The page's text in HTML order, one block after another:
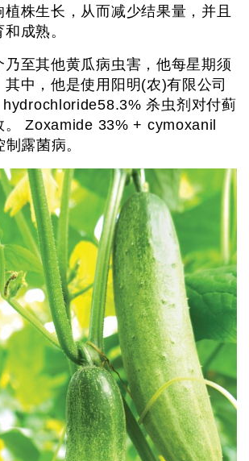
株生长，从而减少结果量，并且
和成熟。
乃至其他黄瓜病虫害，他每星期须
中，他是使用阳明(农)有限公司
杀虫剂对付蓟
。 Zoxamide 33% + cymoxanil
露菌病。